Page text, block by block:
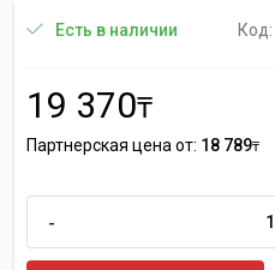
Есть в наличии Код:
19 370₸
Партнерская цена от: 18 789₸
-